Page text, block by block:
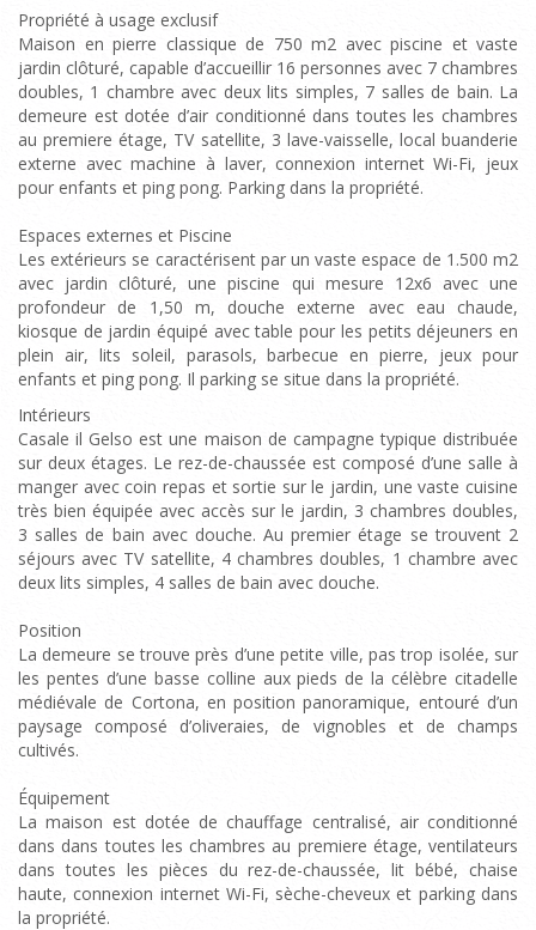
Propriété à usage exclusif
Maison en pierre classique de 750 m2 avec piscine et vaste
jardin clôturé, capable d’accueillir 16 personnes avec 7 chambres
doubles, 1 chambre avec deux lits simples, 7 salles de bain. La
demeure est dotée d’air conditionné dans toutes les chambres
au premiere étage, TV satellite, 3 lave-vaisselle, local buanderie
externe avec machine à laver, connexion internet Wi-Fi, jeux
pour enfants et ping pong. Parking dans la propriété.
Espaces externes et Piscine
Les extérieurs se caractérisent par un vaste espace de 1.500 m2
avec jardin clôturé, une piscine qui mesure 12x6 avec une
profondeur de 1,50 m, douche externe avec eau chaude,
kiosque de jardin équipé avec table pour les petits déjeuners en
plein air, lits soleil, parasols, barbecue en pierre, jeux pour
enfants et ping pong. Il parking se situe dans la propriété.
Intérieurs
Casale il Gelso est une maison de campagne typique distribuée
sur deux étages. Le rez-de-chaussée est composé d’une salle à
manger avec coin repas et sortie sur le jardin, une vaste cuisine
très bien équipée avec accès sur le jardin, 3 chambres doubles,
3 salles de bain avec douche. Au premier étage se trouvent 2
séjours avec TV satellite, 4 chambres doubles, 1 chambre avec
deux lits simples, 4 salles de bain avec douche.
Position
La demeure se trouve près d’une petite ville, pas trop isolée, sur
les pentes d’une basse colline aux pieds de la célèbre citadelle
médiévale de Cortona, en position panoramique, entouré d’un
paysage composé d’oliveraies, de vignobles et de champs
cultivés.
Équipement
La maison est dotée de chauffage centralisé, air conditionné
dans dans toutes les chambres au premiere étage, ventilateurs
dans toutes les pièces du rez-de-chaussée, lit bébé, chaise
haute, connexion internet Wi-Fi, sèche-cheveux et parking dans
la propriété.